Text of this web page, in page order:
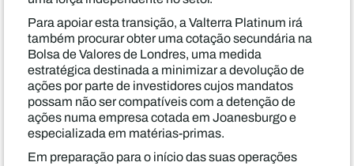
Para apoiar esta transição, a Valterra Platinum irá
também procurar obter uma cotação secundária na
Bolsa de Valores de Londres, uma medida
estratégica destinada a minimizar a devolução de
ações por parte de investidores cujos mandatos
possam não ser compatíveis com a detenção de
ações numa empresa cotada em Joanesburgo e
especializada em matérias-primas.
Em preparação para o início das suas operações